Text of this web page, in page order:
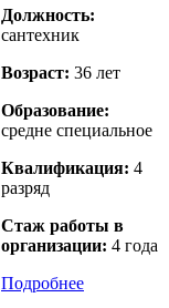
Должность:
сантехник
Возраст: 36 лет
Образование:
средне специальное
Квалификация: 4
разряд
Стаж работы в
организации: 4 года
Подробнее